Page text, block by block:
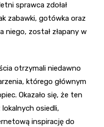
sprawca zdołał
zabawki, gotówka oraz
niego, został złapany w
otrzymali niedawno
którego głównym
Okazało się, że ten
osiedli,
inspirację do